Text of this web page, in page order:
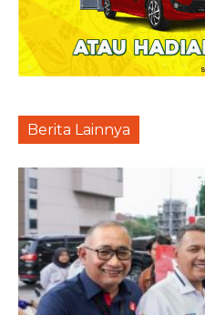
Berita Lainnya